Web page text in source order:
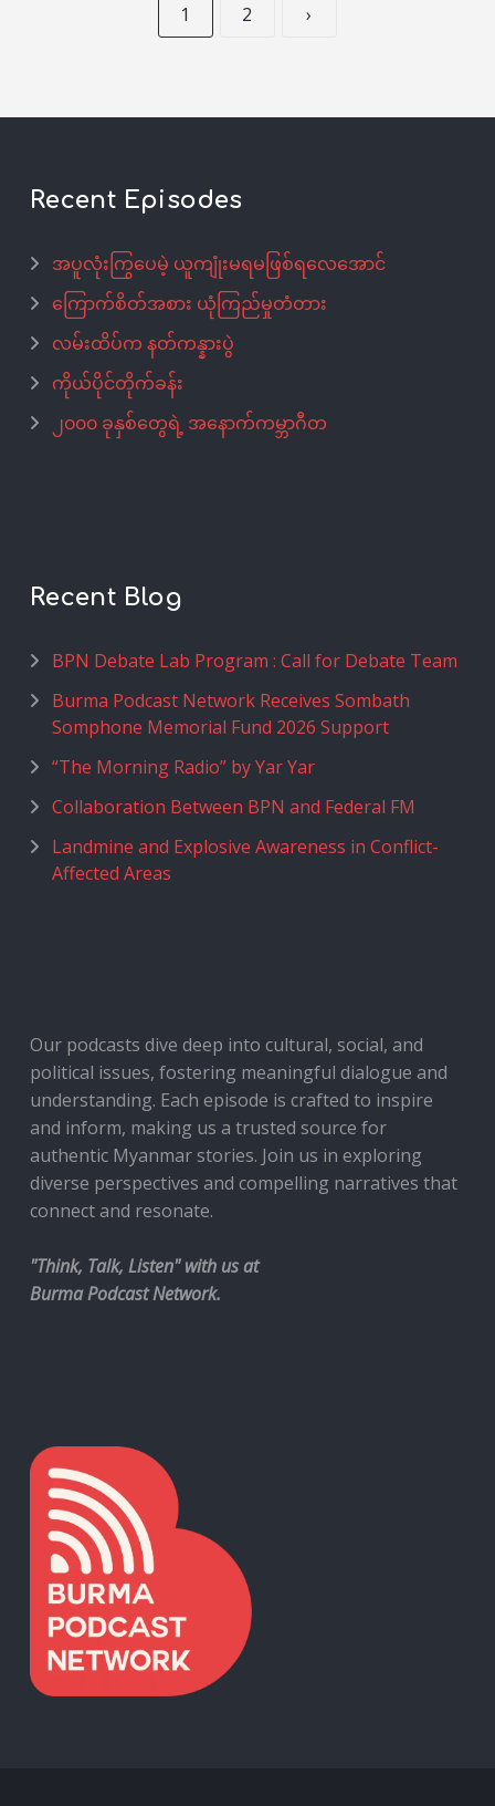
1 2 ›
Recent Episodes
အပူလုံးကြွပေမဲ့ ယူကျုံးမရမဖြစ်ရလေအောင်
ကြောက်စိတ်အစား ယုံကြည်မှုတံတား
လမ်းထိပ်က နတ်ကန္နားပွဲ
ကိုယ်ပိုင်တိုက်ခန်း
၂၀၀၀ ခုနှစ်တွေရဲ့ အနောက်ကမ္ဘာဂီတ
Recent Blog
BPN Debate Lab Program : Call for Debate Team
Burma Podcast Network Receives Sombath
Somphone Memorial Fund 2026 Support
“The Morning Radio” by Yar Yar
Collaboration Between BPN and Federal FM
Landmine and Explosive Awareness in Conflict-
Affected Areas
Our podcasts dive deep into cultural, social, and
political issues, fostering meaningful dialogue and
understanding. Each episode is crafted to inspire
and inform, making us a trusted source for
authentic Myanmar stories. Join us in exploring
diverse perspectives and compelling narratives that
connect and resonate.
"Think, Talk, Listen" with us at
Burma Podcast Network.